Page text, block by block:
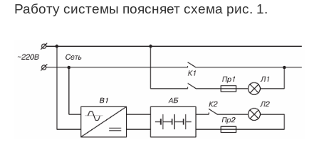
Работу системы поясняет схема рис. 1.